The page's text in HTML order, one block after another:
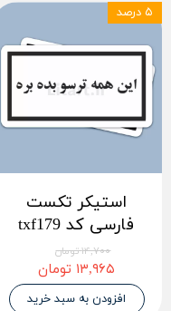
استیکر تکست
فارسی کد txf179
۱۴,۷۰۰ تومان
۱۳,۹۶۵ تومان
افزودن به سبد خرید
۵ درصد